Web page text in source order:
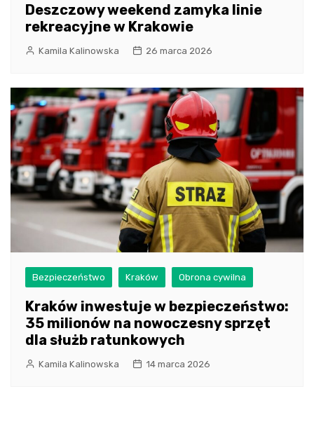
Deszczowy weekend zamyka linie
rekreacyjne w Krakowie
Kamila Kalinowska 26 marca 2026
Bezpieczeństwo Kraków Obrona cywilna
Kraków inwestuje w bezpieczeństwo:
35 milionów na nowoczesny sprzęt
dla służb ratunkowych
Kamila Kalinowska 14 marca 2026